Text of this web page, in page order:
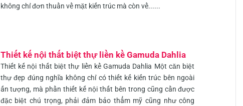
không chỉ đơn thuần về mặt kiến trúc mà còn về......
Thiết kế nội thất biệt thự liền kề Gamuda Dahlia
Thiết kế nội thất biệt thự liền kề Gamuda Dahlia Một căn biệt
thự đẹp đúng nghĩa không chỉ có thiết kế kiến trúc bên ngoài
ấn tượng, mà phần thiết kế nội thất bên trong cũng cần được
đặc biệt chú trọng, phải đảm bảo thẩm mỹ cũng như công